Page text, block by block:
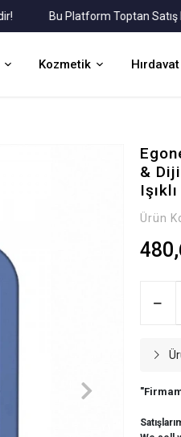
Bu Platform Toptan Satış
Kozmetik Hırdavat
&
Ürün